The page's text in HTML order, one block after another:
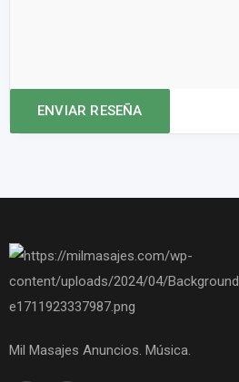
Mil Masajes Anuncios. Música.